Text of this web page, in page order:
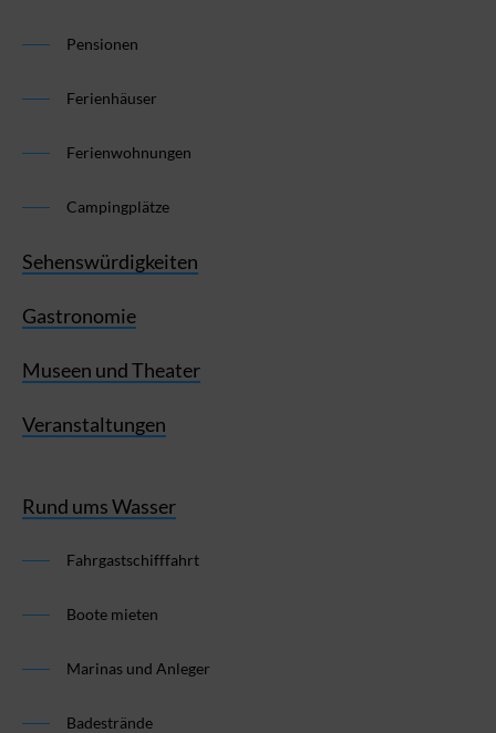
Pensionen
Ferienhäuser
Ferienwohnungen
Campingplätze
Sehenswürdigkeiten
Gastronomie
Museen und Theater
Veranstaltungen
Rund ums Wasser
Fahrgastschifffahrt
Boote mieten
Marinas und Anleger
Badestrände